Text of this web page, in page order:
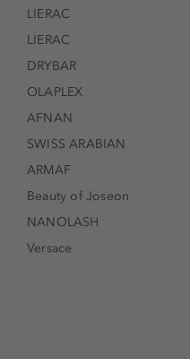
LIERAC
LIERAC
DRYBAR
OLAPLEX
AFNAN
SWISS ARABIAN
ARMAF
Beauty of Joseon
NANOLASH
Versace